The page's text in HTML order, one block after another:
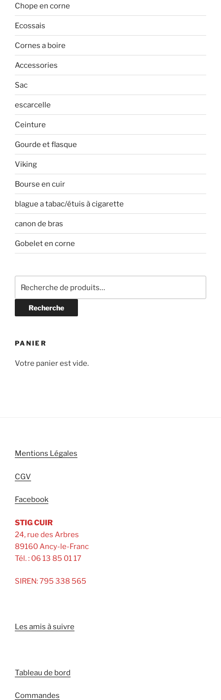
Chope en corne
Ecossais
Cornes a boire
Accessories
Sac
escarcelle
Ceinture
Gourde et flasque
Viking
Bourse en cuir
blague a tabac/étuis à cigarette
canon de bras
Gobelet en corne
pour :
Recherche
PANIER
Votre panier est vide.
Mentions Légales
CGV
Facebook
STIG CUIR
24, rue des Arbres
89160 Ancy-le-Franc
Tél. : 06 13 85 01 17
SIREN: 795 338 565
Les amis à suivre
Tableau de bord
Commandes